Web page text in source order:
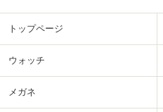
トップページ
ウォッチ
メガネ